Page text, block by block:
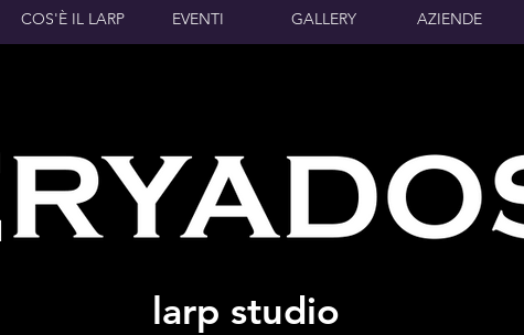
larp studio
COS'È IL LARP EVENTI GALLERY AZIENDE